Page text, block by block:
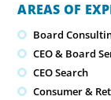
AREAS OF
Board
CEO & Board
CEO Search
Consumer &